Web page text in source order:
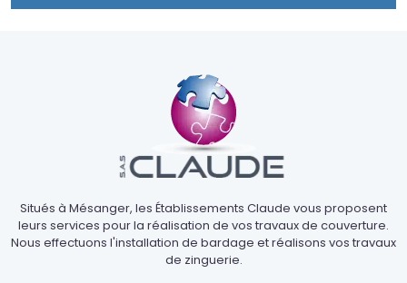
Situés à Mésanger, les Établissements Claude vous proposent
leurs services pour la réalisation de vos travaux de couverture.
Nous effectuons l'installation de bardage et réalisons vos travaux
de zinguerie.